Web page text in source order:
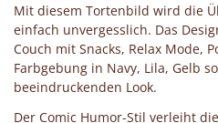
Mit diesem Tortenbild wird die
einfach unvergesslich. Das
Couch mit Snacks, Relax Mode,
Farbgebung in Navy, Lila, Gelb
beeindruckenden Look.
Der Comic Humor-Stil verleiht